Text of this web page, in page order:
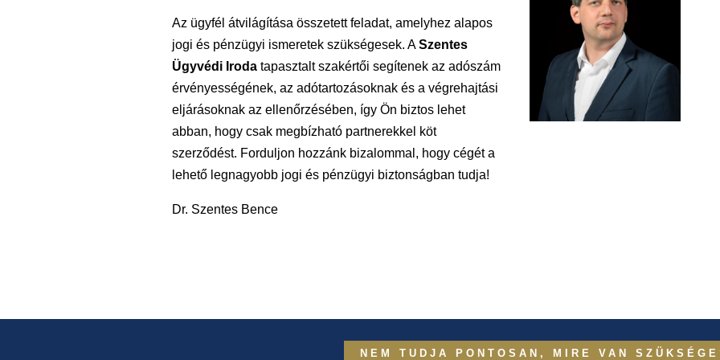
Az ügyfél átvilágítása összetett feladat, amelyhez alapos
jogi és pénzügyi ismeretek szükségesek. ASzentes
Ügyvédi Irodatapasztalt szakértői segítenek az adószám
érvényességének, az adótartozásoknak és a végrehajtási
eljárásoknak az ellenőrzésében, így Ön biztos lehet
abban, hogy csak megbízható partnerekkel köt
szerződést. Forduljon hozzánk bizalommal, hogy cégét a
lehető legnagyobb jogi és pénzügyi biztonságban tudja!
Dr. Szentes Bence
NEM TUDJA PONTOSAN, MIRE VAN